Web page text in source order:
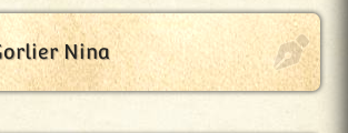
Nina